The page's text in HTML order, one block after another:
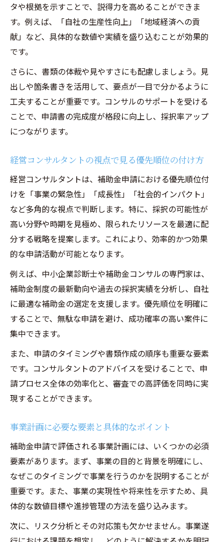
タや根拠を示すことで、説得力を高めることができま
す。例えば、「自社の生産性向上」「地域経済への貢
献」など、具体的な数値や実績を盛り込むことが効果的
です。
さらに、書類の体裁や見やすさにも配慮しましょう。見
出しや箇条書きを活用して、要点が一目で分かるように
工夫することが重要です。コンサルのサポートを受ける
ことで、申請書の完成度が格段に向上し、採択率アップ
につながります。
経営コンサルタントの視点で見る優先順位の付け方
経営コンサルタントは、補助金申請における優先順位付
けを「事業の緊急性」「成長性」「社会的インパクト」
など多角的な視点で判断します。特に、採択の可能性が
高い分野や時期を見極め、限られたリソースを最適に配
分する戦略を提案します。これにより、効率的かつ効果
的な申請活動が可能となります。
例えば、中小企業診断士や補助金コンサルの専門家は、
補助金制度の最新動向や過去の採択実績を分析し、自社
に最適な補助金の選定を支援します。優先順位を明確に
することで、無駄な申請を避け、成功確率の高い案件に
集中できます。
また、申請のタイミングや書類作成の順序も重要な要素
です。コンサルタントのアドバイスを受けることで、申
請プロセス全体の効率化と、審査での高評価を同時に実
現することができます。
事業計画に必要な要素と具体的なポイント
補助金申請で評価される事業計画には、いくつかの必須
要素があります。まず、事業の目的と背景を明確にし、
なぜこのタイミングで事業を行うのかを説明することが
重要です。また、事業の実現性や将来性を示すため、具
体的な数値目標や進捗管理の方法を盛り込みます。
次に、リスク分析とその対応策も欠かせません。事業遂